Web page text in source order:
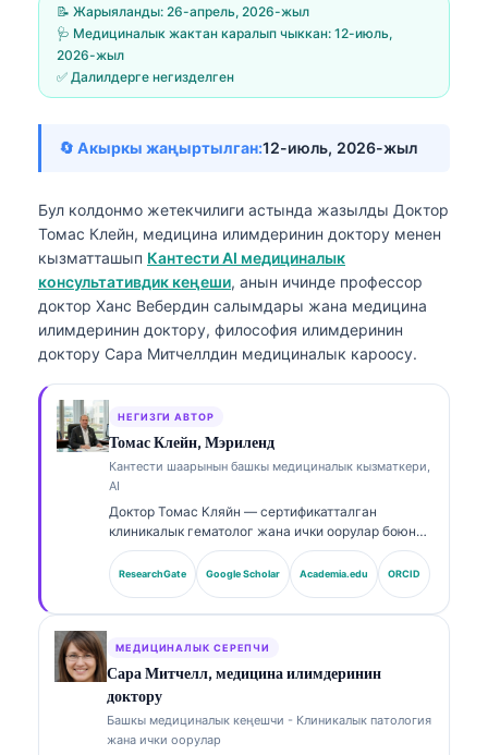
📝 Жарыяланды: 26-апрель, 2026-жыл
🩺 Медициналык жактан каралып чыккан: 12-июль,
2026-жыл
✅ Далилдерге негизделген
🔄 Акыркы жаңыртылган:12-июль, 2026-жыл
Бул колдонмо жетекчилиги астында жазылды Доктор
Томас Клейн, медицина илимдеринин доктору менен
кызматташып Кантести AI медициналык
консультативдик кеңеши, анын ичинде профессор
доктор Ханс Вебердин салымдары жана медицина
илимдеринин доктору, философия илимдеринин
доктору Сара Митчеллдин медициналык кароосу.
НЕГИЗГИ АВТОР
Томас Клейн, Мэриленд
Кантести шаарынын башкы медициналык кызматкери,
AI
Доктор Томас Кляйн — сертификатталган
клиникалык гематолог жана ички оорулар боюнча
дарыгер, лабораториялык медицина жана AI
менен колдоого алынган клиникалык анализ
тармагында 15 жылдан ашык тажрыйбасы бар.
тармагынын медициналык тактыгына клиникалык
көзөмөл жүргүзөт. Доктор Кляйн биомаркерлерди
чечмелөө жана лабораториялык диагностика
боюнча лабораториялык медицина темаларына
байланыштуу кеңири жарыялады.
ResearchGate Google Scholar Academia.edu ORCID
МЕДИЦИНАЛЫК СЕРЕПЧИ
Сара Митчелл, медицина илимдеринин
доктору
Башкы медициналык кеңешчи - Клиникалык патология
жана ички оорулар